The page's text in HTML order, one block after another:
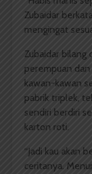
Zubaidar
mengingat
Zubaidar bilang
perempuan
kawan-kawan
pabrik triplek,
sendiri berdiri
karton roti.
“Jadi kau akan
ceritanya.